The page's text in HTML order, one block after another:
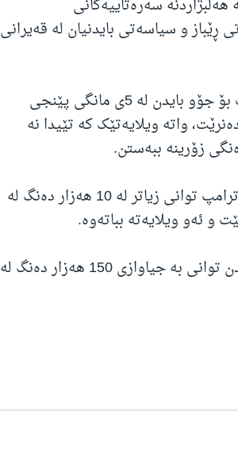
هەزار دەنگدەر لە هەڵبژاردنە سەرەتاییەکانی
ڕێباز و سیاسەتی بایدنیان لە قەیرانی
چاودێران دەڵێن ئەمەش دەتوانێت مەترسیدار بێت بۆ جۆو بایدن لە 5ی مانگی پێنجی
واتە ویلایەتێک کە تێیدا نە
زۆرینە ببەستن.
لە هەڵبژاردنی سەرۆکایەتی ساڵی 2016 دا، دانۆڵد ترامپ توانی زیاتر لە 10 هەزار دەنگ لە
و ئەو ویلایەتە بباتەوە.
لە هەڵبژاردنی سەرۆکایەتی ساڵی 2020دا جۆو بایدن توانی بە جیاوازی 150 هەزار دەنگ لە